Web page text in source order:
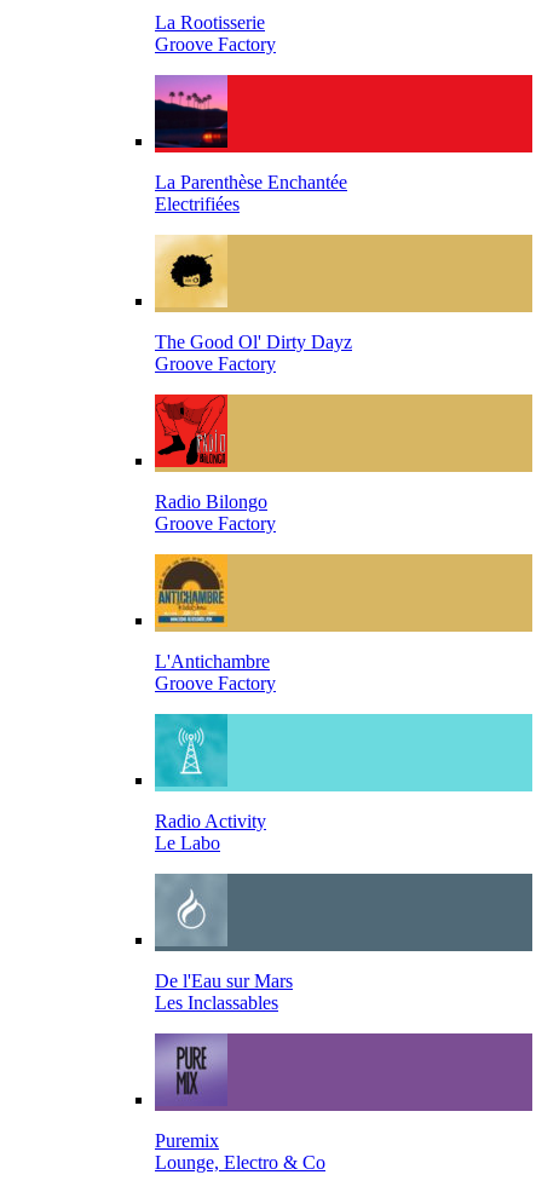
La Rootisserie
Groove Factory
La Parenthèse Enchantée
Electrifiées
The Good Ol' Dirty Dayz
Groove Factory
Radio Bilongo
Groove Factory
L'Antichambre
Groove Factory
Radio Activity
Le Labo
De l'Eau sur Mars
Les Inclassables
Puremix
Lounge, Electro & Co